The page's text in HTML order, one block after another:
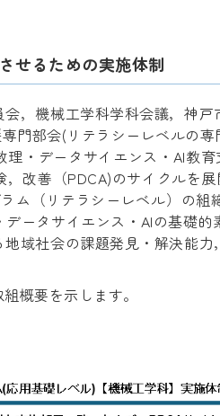
せるための実施体制
，機械工学科学科会議，神
門部会(リテラシーレベルの
・データサイエンス・AI教
改善（PDCA)のサイクルを
ム（リテラシーレベル）の
ータサイエンス・AIの基礎
域社会の課題発見・解決能
概要を示します。